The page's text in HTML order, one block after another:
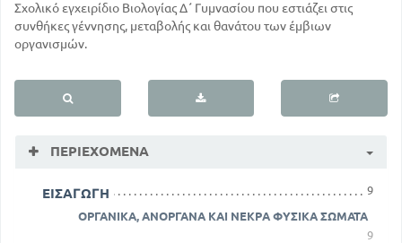
Σχολικό εγχειρίδιο Βιολογίας Δ΄ Γυμνασίου που εστιάζει στις
συνθήκες γέννησης, μεταβολής και θανάτου των έμβιων
οργανισμών.
ΠΕΡΙΕΧΌΜΕΝΑ
ΕΙΣΑΓΩΓΗ 9
ΟΡΓΑΝΙΚΑ, ΑΝΟΡΓΑΝΑ ΚΑΙ ΝΕΚΡΑ ΦΥΣΙΚΑ ΣΩΜΑΤΑ
9